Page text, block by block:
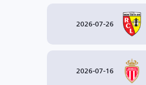
2026-07-26
2026-07-16